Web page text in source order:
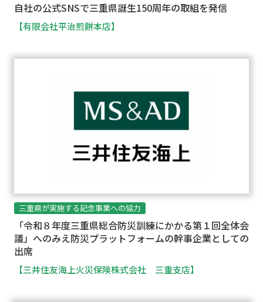
自社の公式SNSで三重県誕生150周年の取組を発信
【有限会社平治煎餅本店】
三重県が実施する記念事業への協力
「令和８ 年度三重県総合防災訓練にかかる第１回全体会
議」へのみえ防災プラットフォームの幹事企業としての
出席
【三井住友海上火災保険株式会社 三重支店】